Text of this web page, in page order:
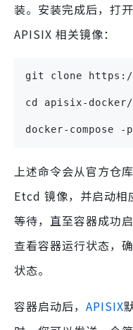
装。安装完成后，打
APISIX 相关镜像：
git clone https://
cd apisix-docker/
docker-compose
上述命令会从官方仓
Etcd 镜像，并启动相
等待，直至容器成功
查看容器运行状态，
状态。
容器启动后， APISIX